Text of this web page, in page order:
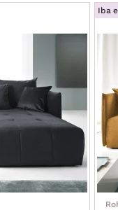
Iba